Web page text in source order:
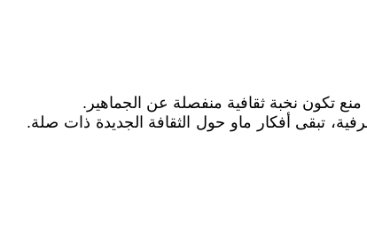
تبقى أفكار ماو حول الثقافة الجديدة ذات صلة.